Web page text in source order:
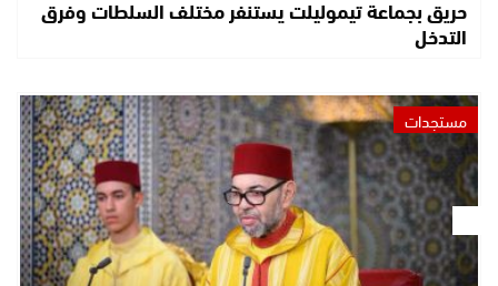
حريق بجماعة تيموليلت يستنفر مختلف السلطات وفرق
التدخل
مستجدات